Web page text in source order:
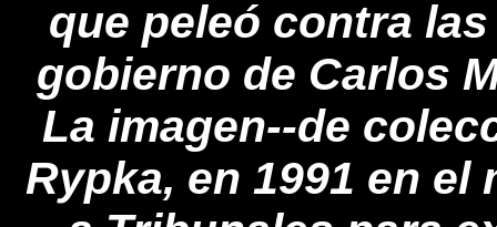
que peleó contra
gobierno de Carlos
La imagen--de
Rypka, en 1991 en